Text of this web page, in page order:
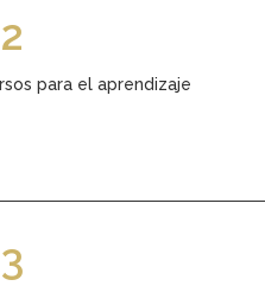
para el aprendizaje